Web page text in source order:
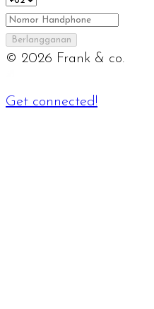
Berlangganan
© 2026 Frank & co.
Get connected!